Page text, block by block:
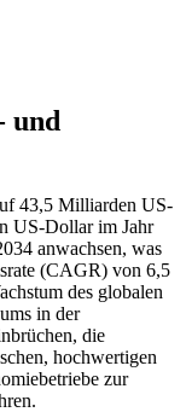
und
43,5 Milliarden US-
US-Dollar im Jahr
anwachsen, was
(CAGR) von 6,5
des globalen
in der
die
hochwertigen
zur